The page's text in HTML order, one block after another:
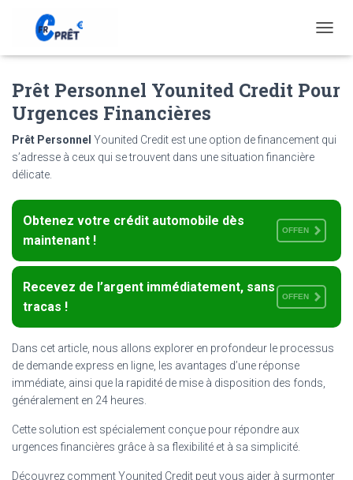
O
G
L
A
T
N
Prêt Personnel Younited Credit Pour
Urgences Financières
Prêt Personnel Younited Credit est une option de financement qui
s’adresse à ceux qui se trouvent dans une situation financière
délicate.
Obtenez votre crédit automobile dès
maintenant !
OFFEN
Recevez de l’argent immédiatement, sans
tracas !
OFFEN
Dans cet article, nous allons explorer en profondeur le processus
de demande express en ligne, les avantages d’une réponse
immédiate, ainsi que la rapidité de mise à disposition des fonds,
généralement en 24 heures.
Cette solution est spécialement conçue pour répondre aux
urgences financières grâce à sa flexibilité et à sa simplicité.
Découvrez comment Younited Credit peut vous aider à surmonter